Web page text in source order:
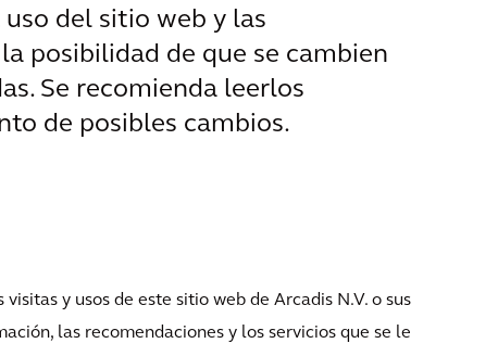
uso del sitio web y las
posibilidad de que se cambien
Se recomienda leerlos
de posibles cambios.
y usos de este sitio web de Arcadis N.V. o sus
las recomendaciones y los servicios que se le